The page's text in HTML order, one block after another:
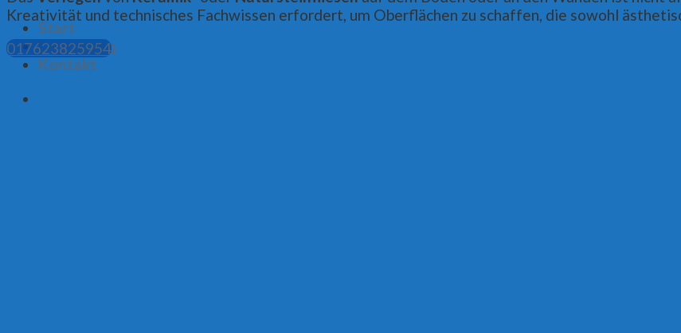
Start
Leistungen
Kontakt
Kreativität und technisches Fachwissen erfordert, um Oberflächen zu schaffen, die sowohl
017623825954